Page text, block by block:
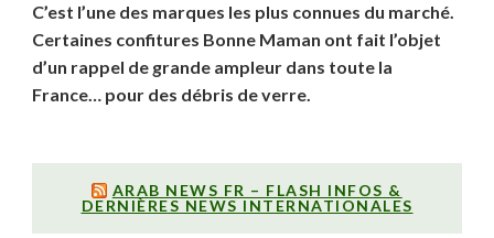
C’est l’une des marques les plus connues du marché.
Certaines confitures Bonne Maman ont fait l’objet
d’un rappel de grande ampleur dans toute la
France… pour des débris de verre.
ARAB NEWS FR – FLASH INFOS &
DERNIÈRES NEWS INTERNATIONALES